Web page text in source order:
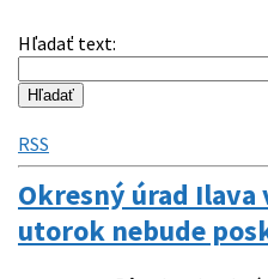
Hľadať text:
RSS
Okresný úrad Ilava
utorok nebude